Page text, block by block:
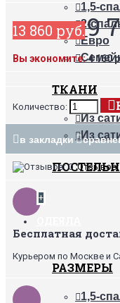
1,5-
2-
Евро
ТКАНИ
Из
Из
+
РАЗМЕРЫ
1,5-
13 860 руб.9
Вы экономите:4 160
Количество:
в закладки
Отзывов:
Бесплатная
Курьером по Москве и